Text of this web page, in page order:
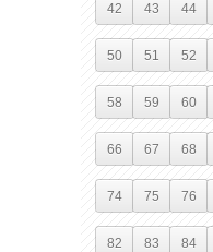
42 43 44
50 51 52
58 59 60
66 67 68
74 75 76
82 83 84